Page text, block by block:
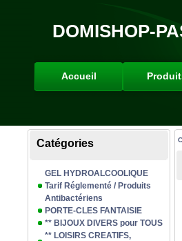
DOMISHOP-
Accueil
Catégories
GEL HYDROALCOOLIQUE
Tarif Réglementé / Produits
Antibactériens
PORTE-CLES FANTAISIE
** BIJOUX DIVERS pour TOUS
** LOISIRS CREATIFS,